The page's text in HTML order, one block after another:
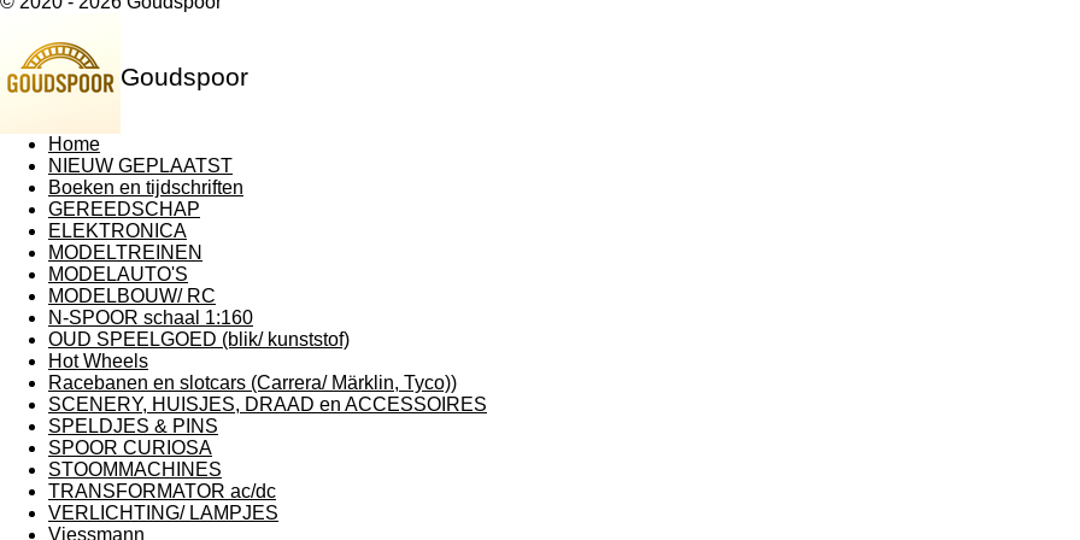
Goudspoor
Home
NIEUW GEPLAATST
Boeken en tijdschriften
GEREEDSCHAP
ELEKTRONICA
MODELTREINEN
MODELAUTO'S
MODELBOUW/ RC
N-SPOOR schaal 1:160
OUD SPEELGOED (blik/ kunststof)
Hot Wheels
Racebanen en slotcars (Carrera/ Märklin, Tyco))
SCENERY, HUISJES, DRAAD en ACCESSOIRES
SPELDJES & PINS
SPOOR CURIOSA
STOOMMACHINES
TRANSFORMATOR ac/dc
VERLICHTING/ LAMPJES
Viessmann